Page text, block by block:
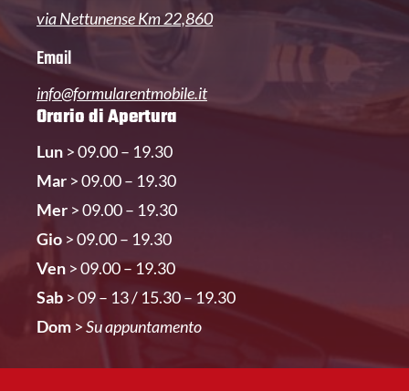
via Nettunense Km 22,860
Email
info@formularentmobile.it
Orario di Apertura
Lun > 09.00 – 19.30
Mar > 09.00 – 19.30
Mer > 09.00 – 19.30
Gio > 09.00 – 19.30
Ven > 09.00 – 19.30
Sab > 09 – 13 / 15.30 – 19.30
Dom >Su appuntamento